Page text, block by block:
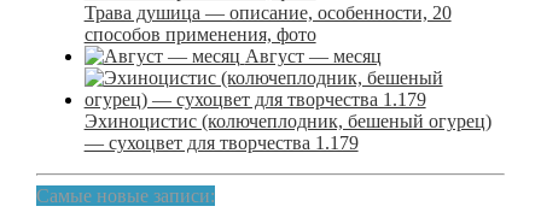
Трава душица — описание, особенности, 20
способов применения, фото
Август — месяц
Эхиноцистис (колючеплодник, бешеный огурец)
— сухоцвет для творчества 1.179
Самые новые записи: